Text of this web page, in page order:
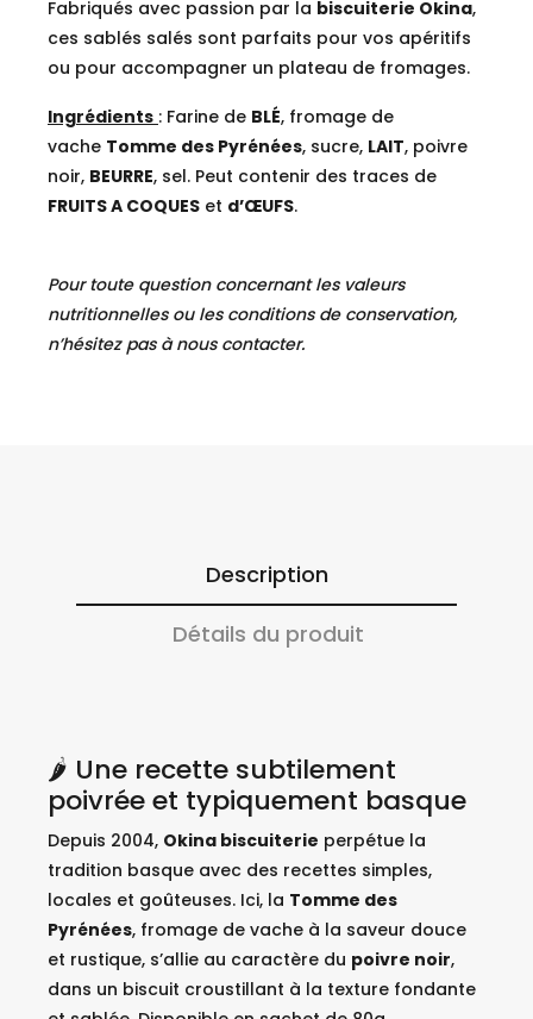
Fabriqués avec passion par la biscuiterie Okina,
ces sablés salés sont parfaits pour vos apéritifs
ou pour accompagner un plateau de fromages.
Ingrédients : Farine de BLÉ, fromage de
vache Tomme des Pyrénées, sucre, LAIT, poivre
noir, BEURRE, sel. Peut contenir des traces de
FRUITS A COQUES et d’ŒUFS.
Pour toute question concernant les valeurs
nutritionnelles ou les conditions de conservation,
n’hésitez pas à nous contacter.
Description
Détails du produit
🌶️ Une recette subtilement
poivrée et typiquement basque
Depuis 2004, Okina biscuiterie perpétue la
tradition basque avec des recettes simples,
locales et goûteuses. Ici, la Tomme des
Pyrénées, fromage de vache à la saveur douce
et rustique, s’allie au caractère du poivre noir,
dans un biscuit croustillant à la texture fondante